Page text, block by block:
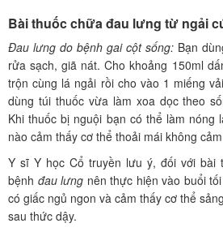
Bài thuốc chữa đau lưng từ ngải
Đau lưng do bệnh gai cột sống: Bạn
rửa sạch, giã nát. Cho khoảng 150ml
trộn cùng lá ngải rồi cho vào 1 miếng
dùng túi thuốc vừa làm xoa dọc theo
Khi thuốc bị nguội bạn có thể làm nóng
nào cảm thấy cơ thể thoải mái không
Y sĩ Y học Cổ truyền lưu ý, đối với bài
bệnh đau lưng nên thực hiện vào buổi
có giấc ngủ ngon và cảm thấy cơ thể
sau thức dậy.